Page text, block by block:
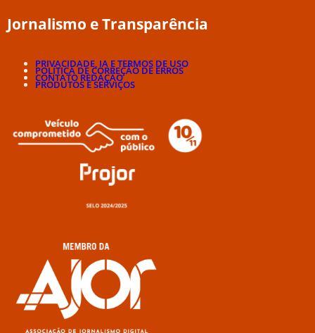
Jornalismo e Transparência
PRIVACIDADE, IA E TERMOS DE USO
POLÍTICA DE CORREÇÃO DE ERROS
CONTATO REDAÇÃO
PRODUTOS E SERVIÇOS